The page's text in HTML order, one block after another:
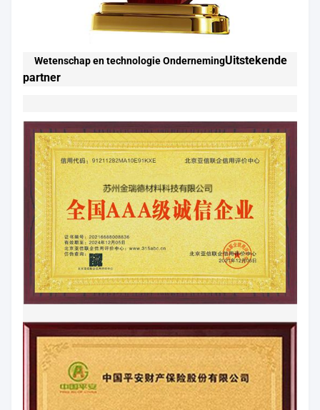
Wetenschap en technologie OndernemingUitstekende
partner